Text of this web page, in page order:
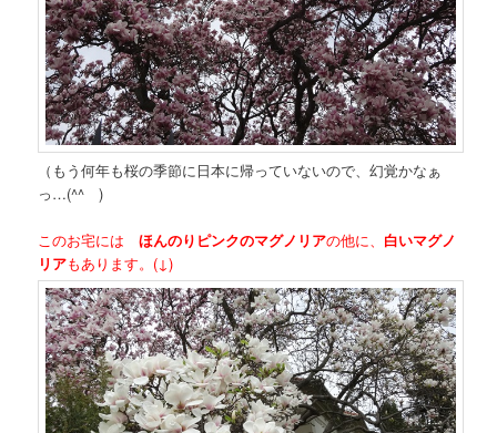
（もう何年も桜の季節に日本に帰っていないので、幻覚かなぁ
っ…(^^ゞ)
このお宅にはほんのりピンクのマグノリアの他に、 白いマグノ
リアもあります。(↓)